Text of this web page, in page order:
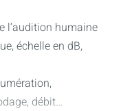
l’audition humaine
échelle en dB,
débit…